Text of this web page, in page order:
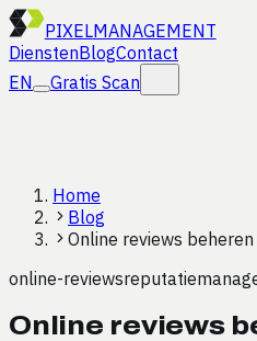
PIXELMANAGEMENT
DienstenBlogContact
EN
Gratis Scan
Home
Blog
Online reviews
online-reviews
Online reviews